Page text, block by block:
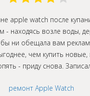
apple watch после
- находясь возле воды,
ни обещала вам
чем купить новые,
- приду снова.
ремонт Apple Watch